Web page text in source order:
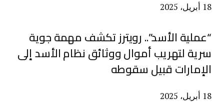
18 أبريل، 2025
“عملية الأسد”.. رويترز تكشف مهمة جوية
سرية لتهريب أموال ووثائق نظام الأسد إلى
الإمارات قبيل سقوطه
18 أبريل، 2025